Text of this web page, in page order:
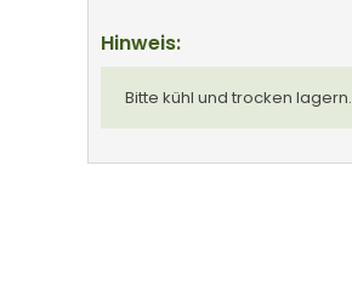
Hinweis:
Bitte kühl und trocken lagern.